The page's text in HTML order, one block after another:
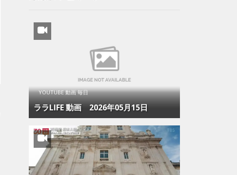
YOUTUBE 動画 毎日
ララLIFE 動画 2026年05月15日